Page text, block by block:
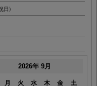
日)